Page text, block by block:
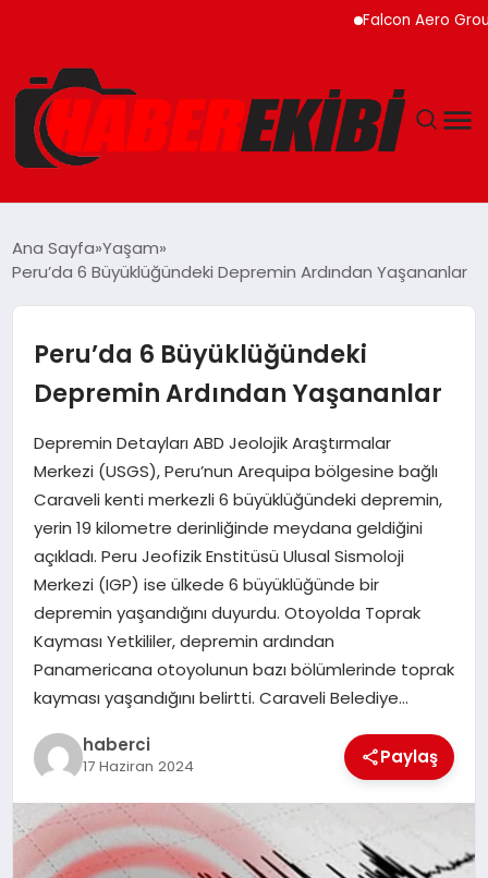
Falcon Aero Group,
EĞITIM
EKONOMI
MAGAZIN
SPOR
TEKNOLOJI
Ana Sayfa Yaşam
Peru’da 6 Büyüklüğündeki Depremin Ardından Yaşananlar
Peru’da 6 Büyüklüğündeki
Depremin Ardından Yaşananlar
Depremin Detayları ABD Jeolojik Araştırmalar
Merkezi (USGS), Peru’nun Arequipa bölgesine bağlı
Caraveli kenti merkezli 6 büyüklüğündeki depremin,
yerin 19 kilometre derinliğinde meydana geldiğini
açıkladı. Peru Jeofizik Enstitüsü Ulusal Sismoloji
Merkezi (IGP) ise ülkede 6 büyüklüğünde bir
depremin yaşandığını duyurdu. Otoyolda Toprak
Kayması Yetkililer, depremin ardından
Panamericana otoyolunun bazı bölümlerinde toprak
kayması yaşandığını belirtti. Caraveli Belediye…
haberci
17 Haziran 2024 Paylaş